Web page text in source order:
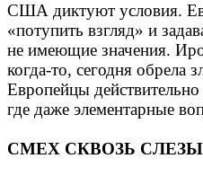
США диктуют условия.
«потупить взгляд» и
не имеющие значения.
когда-то, сегодня обрела
Европейцы
где даже элементарные
СМЕХ СКВОЗЬ СЛЕЗЫ